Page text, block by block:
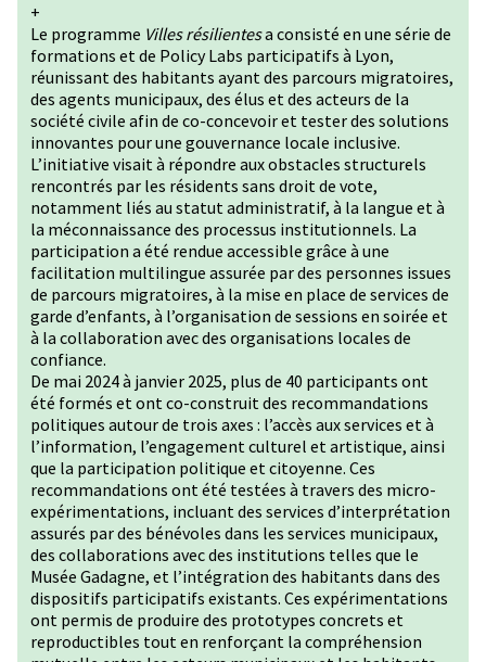
+
Le programme Villes résilientesa consisté en une série de
formations et de Policy Labs participatifs à Lyon,
réunissant des habitants ayant des parcours migratoires,
des agents municipaux, des élus et des acteurs de la
société civile afin de co-concevoir et tester des solutions
innovantes pour une gouvernance locale inclusive.
L’initiative visait à répondre aux obstacles structurels
rencontrés par les résidents sans droit de vote,
notamment liés au statut administratif, à la langue et à
la méconnaissance des processus institutionnels. La
participation a été rendue accessible grâce à une
facilitation multilingue assurée par des personnes issues
de parcours migratoires, à la mise en place de services de
garde d’enfants, à l’organisation de sessions en soirée et
à la collaboration avec des organisations locales de
confiance.
De mai 2024 à janvier 2025, plus de 40 participants ont
été formés et ont co-construit des recommandations
politiques autour de trois axes : l’accès aux services et à
l’information, l’engagement culturel et artistique, ainsi
que la participation politique et citoyenne. Ces
recommandations ont été testées à travers des micro-
expérimentations, incluant des services d’interprétation
assurés par des bénévoles dans les services municipaux,
des collaborations avec des institutions telles que le
Musée Gadagne, et l’intégration des habitants dans des
dispositifs participatifs existants. Ces expérimentations
ont permis de produire des prototypes concrets et
reproductibles tout en renforçant la compréhension